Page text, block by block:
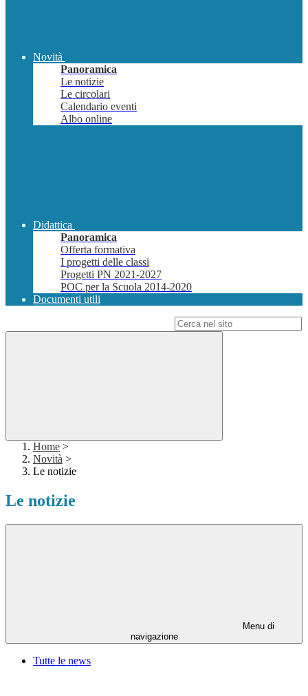
Novità
Panoramica
Le notizie
Le circolari
Calendario eventi
Albo online
Didattica
Panoramica
Offerta formativa
I progetti delle classi
Progetti PN 2021-2027
POC per la Scuola 2014-2020
Documenti utili
Home >
Novità >
Le notizie
Le notizie
Menu di
navigazione
Tutte le news